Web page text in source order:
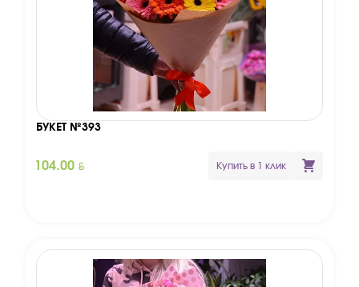
БУКЕТ №393
104.00 BYN Купить в 1 клик